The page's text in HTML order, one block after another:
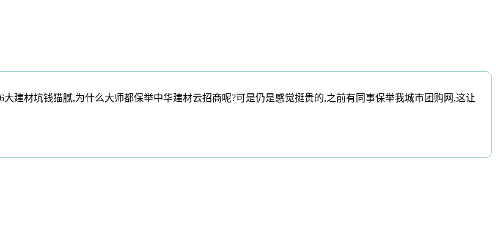
材坑钱猫腻,为什么大师都保举中华建材云招商呢?可是仍是感觉挺贵的,之前有同事保举我城市团购网,这让